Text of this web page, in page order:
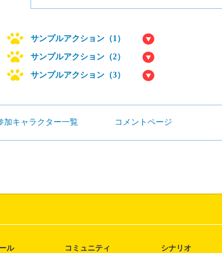
サンプルアクション（1）
サンプルアクション（2）
サンプルアクション（3）
加キャラクター一覧 コメントページ
ル コミュニティ シナリオ